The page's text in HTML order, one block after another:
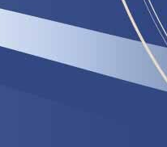
התשובה: כי המרחב הציבורי על
אותי בצורה בה היותי נטול
מתקופת טרום המהפכה
בחברה שואפת להגביר את כוחה
אנוכי (או פועל לשם קידום
ותורת המשחקים מעידים).